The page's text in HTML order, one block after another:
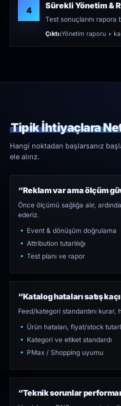
4 Sürekli Yönetim &
Test sonuçlarını
Çıktı:Yönetim raporu +
Tipik İhtiyaçlara
Hangi noktadan başlarsanız
ele alırız.
“Reklam var ama ölçüm
Önce ölçümü sağlığa alır,
ederiz.
Event & dönüşüm doğrulama
Attribution tutarlılığı
Test planı ve rapor
“Katalog hataları satış
Feed/kategori standardını kurar,
Ürün hataları, fiyat/stock
Kategori ve etiket standardı
PMax / Shopping uyumu
“Teknik sorunlar